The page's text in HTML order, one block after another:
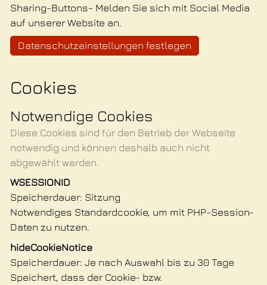
Sharing-Buttons- Melden Sie sich mit Social Media
auf unserer Website an.
Datenschutzeinstellungen festlegen
Cookies
Notwendige Cookies
Diese Cookies sind für den Betrieb der Webseite
notwendig und können deshalb auch nicht
abgewählt werden.
WSESSIONID
Speicherdauer Sitzung
Notwendiges Standardcookie, um mit PHP-Session-
Daten zu nutzen.
hideCookieNotice
Speicherdauer Je nach Auswahl bis zu 30 Tage
Speichert, dass der Cookie- bzw.